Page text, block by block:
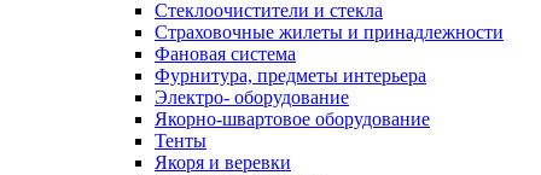
Стеклоочистители и стекла
Страховочные жилеты и принадлежности
Фановая система
Фурнитура, предметы интерьера
Электро- оборудование
Якорно-швартовое оборудование
Тенты
Якоря и веревки